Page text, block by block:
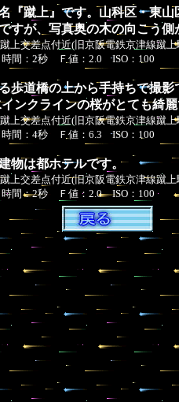
『蹴上』です。山科区・東
が、写真奥の木の向こう側
上交差点付近(旧京阪電鉄京津線蹴
間：2秒 Ｆ値：2.0 ISO：100
歩道橋の上から手持ちで撮
ラインの桜がとても綺麗
上交差点付近(旧京阪電鉄京津線蹴
間：4秒 Ｆ値：6.3 ISO：100
物は都ホテルです。
上交差点付近(旧京阪電鉄京津線蹴
間：2秒 Ｆ値：2.0 ISO：100